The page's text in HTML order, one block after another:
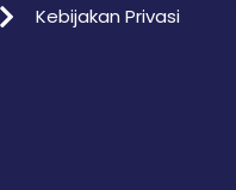
Kebijakan Privasi